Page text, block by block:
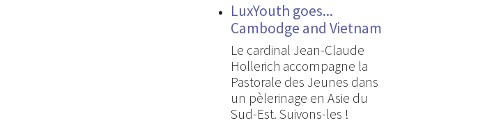
LuxYouth goes...
Cambodge and Vietnam
Le cardinal Jean-Claude
Hollerich accompagne la
Pastorale des Jeunes dans
un pèlerinage en Asie du
Sud-Est. Suivons-les !